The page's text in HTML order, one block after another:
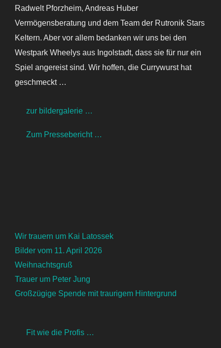
Radwelt Pforzheim, Andreas Huber
Vermögensberatung und dem Team der Rutronik Stars
Keltern. Aber vor allem bedanken wir uns bei den
Westpark Wheelys aus Ingolstadt, dass sie für nur ein
Spiel angereist sind. Wir hoffen, die Currywurst hat
geschmeckt …
zur bildergalerie …
Zum Pressebericht …
Wir trauern um Kai Latossek
Bilder vom 11. April 2026
Weihnachtsgruß
Trauer um Peter Jung
Großzügige Spende mit traurigem Hintergrund
Fit wie die Profis …